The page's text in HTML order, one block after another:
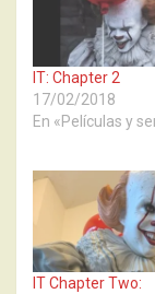
IT: Chapter 2
17/02/2018
En «Películas y
IT Chapter Two: